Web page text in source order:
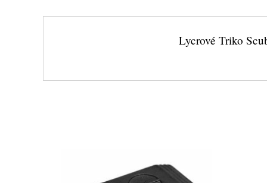
Lycrové Triko